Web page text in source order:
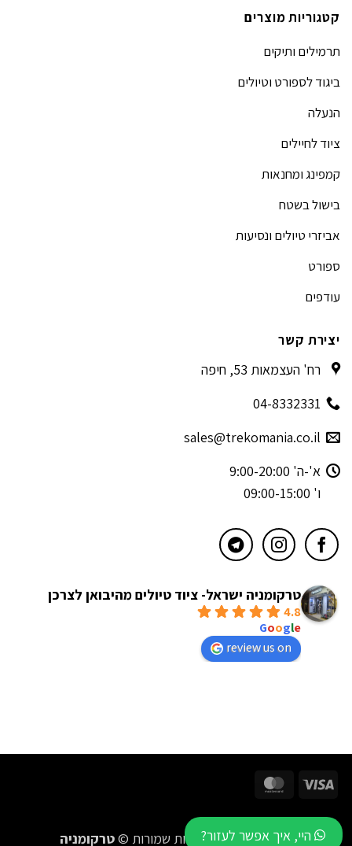
קטגוריות מוצרים
תרמילים ותיקים
ביגוד לספורט וטיולים
הנעלה
ציוד לחיילים
קמפינג ומחנאות
בישול בשטח
אביזרי טיולים ונסיעות
ספורט
עודפים
יצירת קשר
רח' העצמאות 53, חיפה
04-8332331
sales@trekomania.co.il
א'-ה' 9:00-20:00
ו' 09:00-15:00
טרקומניה ישראל- ציוד טיולים מהיבואן לצרכן
4.8
Google
review us on
Visa
2016-2026 כל הזכויות שמורות © טרקומניה היי, איך אפשר לעזור?